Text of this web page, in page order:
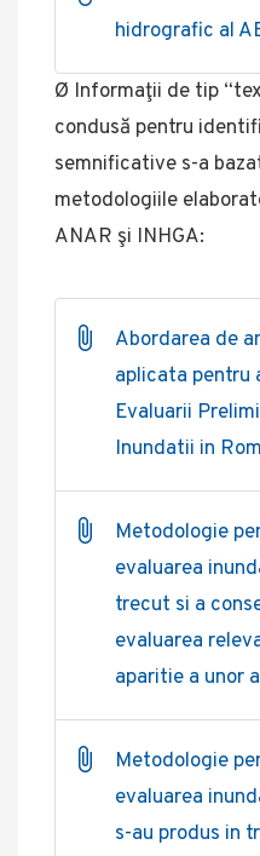
hidrografic al
Ø Informaţii de tip
condusă pentru
semnificative s-a
metodologiile
ANAR şi INHGA:
Abordarea de
aplicata pentru
Evaluarii
Inundatii in
Metodologie
evaluarea
trecut si a
evaluarea
aparitie a unor
Metodologie
evaluarea
s-au produs in